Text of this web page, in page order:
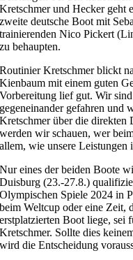
Kretschmer und Hecker geht
zweite deutsche Boot mit
trainierenden Nico Pickert
zu behaupten.
Routinier Kretschmer blickt
Kienbaum mit einem guten
Vorbereitung lief gut. Wir
gegeneinander gefahren und
Kretschmer über die direkten
werden wir schauen, wer
allem, wie unsere Leistungen
Nur eines der beiden Boote
Duisburg (23.-27.8.)
Olympischen Spiele 2024 in
beim Weltcup oder eine Zeit,
erstplatzierten Boot liege,
Kretschmer. Sollte dies
wird die Entscheidung